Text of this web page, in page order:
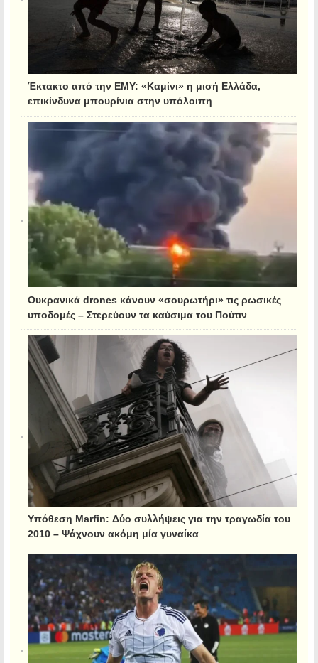
Έκτακτο από την ΕΜΥ: «Καμίνι» η μισή Ελλάδα,
επικίνδυνα μπουρίνια στην υπόλοιπη
Ουκρανικά drones κάνουν «σουρωτήρι» τις ρωσικές
υποδομές – Στερεύουν τα καύσιμα του Πούτιν
Υπόθεση Marfin: Δύο συλλήψεις για την τραγωδία του
2010 – Ψάχνουν ακόμη μία γυναίκα